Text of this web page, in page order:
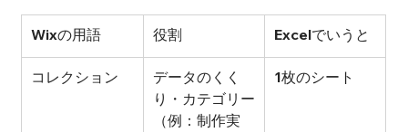
Wixの用語 役割 Excelでいうと
コレクション
データのくく
り・カテゴリー
（例：制作実
1枚のシート